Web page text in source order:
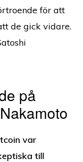
för att
de gick vidare.
på
var
till